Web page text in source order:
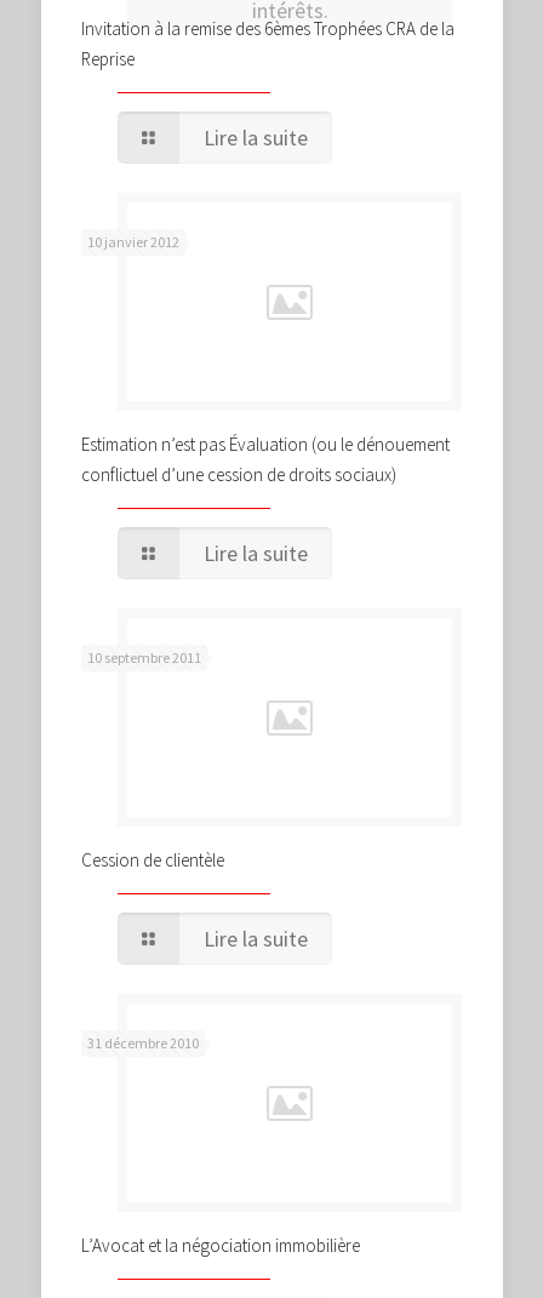
intérêts.
Invitation à la remise des 6èmes Trophées CRA de la
Reprise
Lire la suite
10 janvier 2012
Estimation n’est pas Évaluation (ou le dénouement
conflictuel d’une cession de droits sociaux)
Lire la suite
10 septembre 2011
Cession de clientèle
Lire la suite
31 décembre 2010
L’Avocat et la négociation immobilière